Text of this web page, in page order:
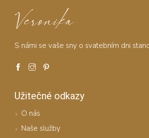
Veronika
S námi se vaše sny o svatebním dni
Užitečné odkazy
O nás
Naše služby